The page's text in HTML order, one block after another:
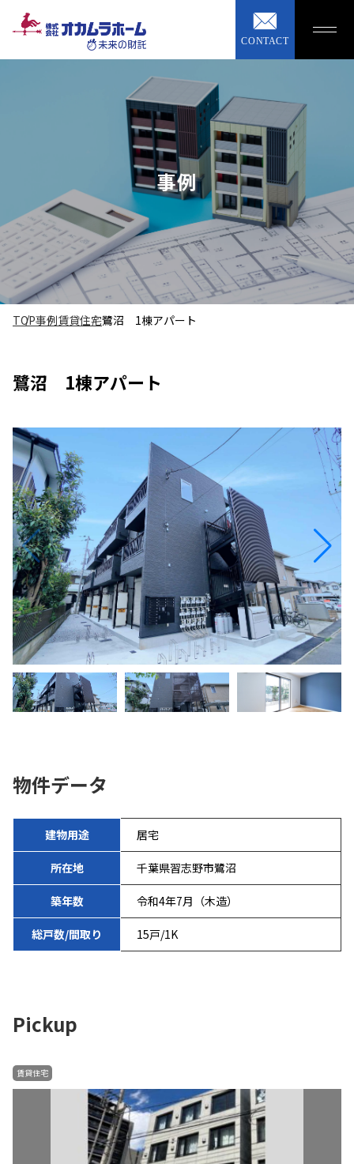
CONTACT
事例
TOP事例賃貸住宅鷺沼 1棟アパート
鷺沼 1棟アパート
物件データ
建物用途 居宅
所在地 千葉県習志野市鷺沼
築年数 令和4年7月（木造）
総戸数/間取り 15戸/1K
Pickup
賃貸住宅